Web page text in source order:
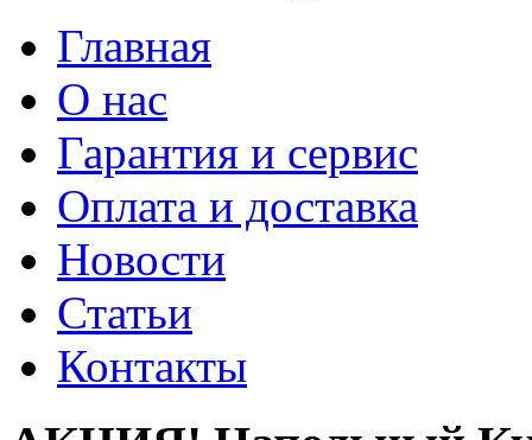
Главная
О нас
Гарантия и сервис
Оплата и доставка
Новости
Статьи
Контакты